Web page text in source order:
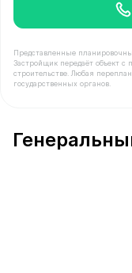
Представленные
Застройщик передаёт объект с
строительстве. Любая
государственных органов.